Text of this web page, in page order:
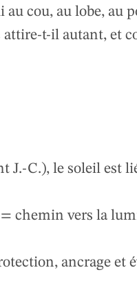
cou, au lobe, au
attire-t-il autant, et
J.-C.), le soleil est
chemin vers la
ancrage et